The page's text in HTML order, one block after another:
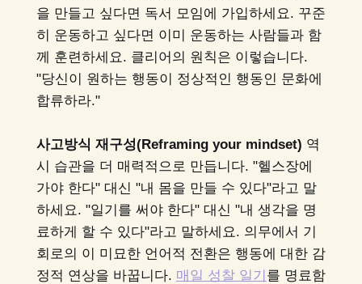
을 만들고 싶다면 독서 모임에 가입하세요. 꾸준
히 운동하고 싶다면 이미 운동하는 사람들과 함
께 훈련하세요. 클리어의 원칙은 이렇습니다.
"당신이 원하는 행동이 정상적인 행동인 문화에
합류하라."
사고방식 재구성(Reframing your mindset) 역
시 습관을 더 매력적으로 만듭니다. "헬스장에
가야 한다" 대신 "내 몸을 만들 수 있다"라고 말
하세요. "일기를 써야 한다" 대신 "내 생각을 명
료하게 할 수 있다"라고 말하세요. 의무에서 기
회로의 이 미묘한 언어적 전환은 행동에 대한 감
정적 연상을 바꿉니다. 매일 성찰 일기 를 명료함